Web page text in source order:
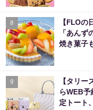
8
【FLOの
「あん
焼き菓子
9
【タリ
らWEB予
定トート